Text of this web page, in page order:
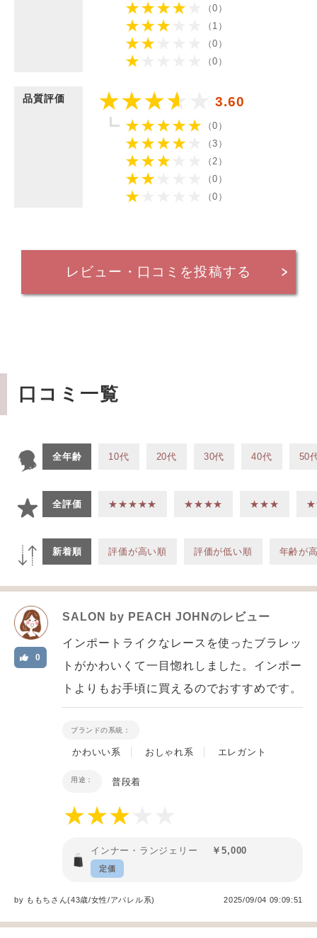
（0）
（1）
（0）
（0）
品質評価 3.60
（0）
（3）
（2）
（0）
（0）
レビュー・口コミを投稿する
口コミ一覧
全年齢 10代 20代 30代 40代 50
全評価 ★★★★★ ★★★★ ★★★
新着順 評価が高い順 評価が低い順 年齢が
SALON by PEACH JOHNのレビュー
0
インポートライクなレースを使ったブラレッ
トがかわいくて一目惚れしました。インポー
トよりもお手頃に買えるのでおすすめです。
ブランドの系統：
かわいい系 おしゃれ系 エレガント
用途： 普段着
インナー・ランジェリー ￥5,000
定価
by ももち さん(43歳/女性/アパレル系) 2025/09/04 09:09:51